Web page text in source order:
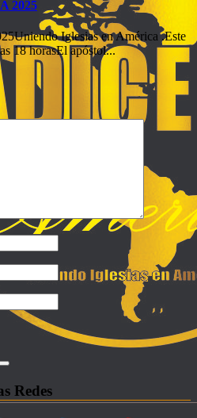
2025
Iglesias en América .Este
18 horasEl apóstol...
Redes